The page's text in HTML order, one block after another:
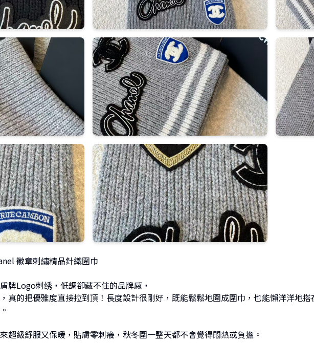
徽章刺繡精品針織圍巾
牌Logo刺绣，低調卻藏不住的品牌感，
真的把優雅度直接拉到頂！長度設計很剛好，既能鬆鬆地圍成圍巾，也能懶洋洋地
超級舒服又保暖，貼膚零刺癢，秋冬圍一整天都不會覺得悶熱或負擔。